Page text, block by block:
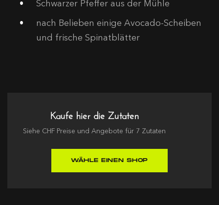
Schwarzer Pfeffer aus der Mühle
nach Belieben einige Avocado-Scheiben
und frische Spinatblätter
Kaufe hier die Zutaten
Siehe CHF Preise und Angebote für 7 Zutaten
WÄHLE EINEN SHOP